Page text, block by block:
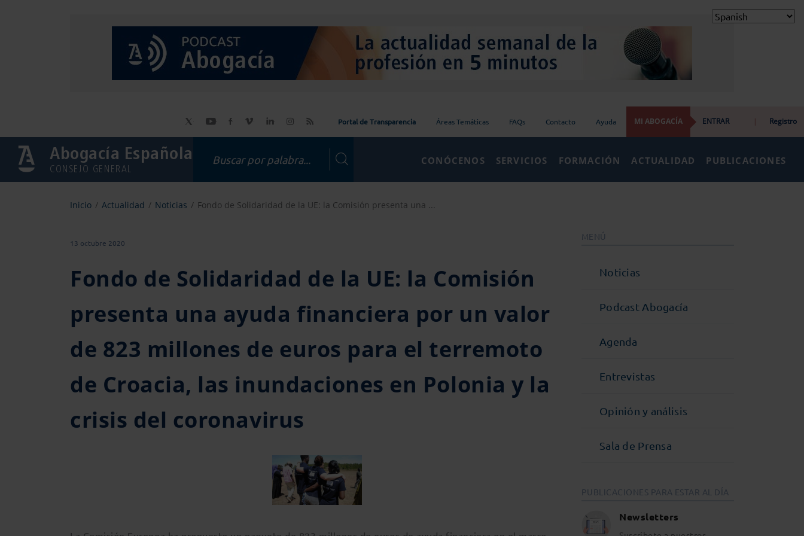
Portal de Transparencia Áreas Temáticas FAQs Contacto Ayuda MI ABOGACÍA ENTRAR | Registro
Abogacía Española
CONSEJO GENERAL
CONÓCENOS SERVICIOS FORMACIÓN ACTUALIDAD PUBLICACIONES
Inicio Actualidad Noticias Fondo de Solidaridad de la UE: la Comisión presenta una ...
13 octubre 2020
Fondo de Solidaridad de la UE: la Comisión
presenta una ayuda financiera por un valor
de 823 millones de euros para el terremoto
de Croacia, las inundaciones en Polonia y la
crisis del coronavirus
MENÚ
Noticias
Podcast Abogacía
Agenda
Entrevistas
Opinión y análisis
Sala de Prensa
PUBLICACIONES PARA ESTAR AL DÍA
Newsletters